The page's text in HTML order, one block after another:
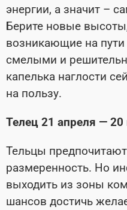
энергии, а значит –
Берите новые
возникающие на пути
смелыми и
капелька наглости
на пользу.
Телец 21 апреля — 20
Тельцы
размеренность. Но
выходить из зоны
шансов достичь